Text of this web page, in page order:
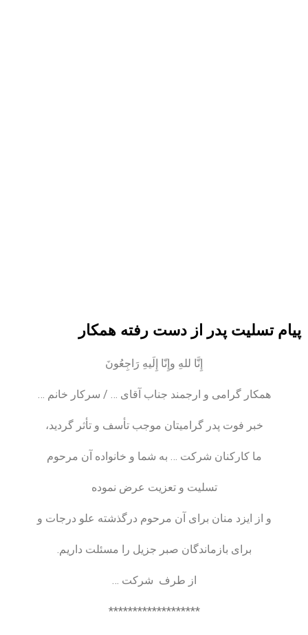
پیام تسلیت پدر از دست رفته همکار
إِنَّا للهِ وإِنّا إِلَیهِ رَاجِعُونَ
همکار گرامی و ارجمند جناب آقای … / سرکار خانم …
خبر فوت پدر گرامیتان موجب تأسف و تأثر گردید،
ما کارکنان شرکت … به شما و خانواده آن مرحوم
تسلیت و تعزیت عرض نموده
و از ایزد منان برای آن مرحوم درگذشته علو درجات و
برای بازماندگان صبر جزیل را مسئلت داریم.
از طرف شرکت …
*******************